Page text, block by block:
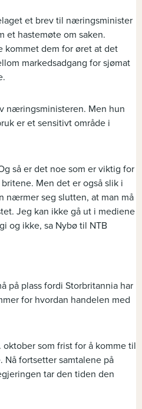
et brev til næringsminister
et hastemøte om saken.
kommet dem for øret at det
markedsadgang for sjømat
næringsministeren. Men hun
er et sensitivt område i
så er det noe som er viktig for
Men det er også slik i
nærmer seg slutten, at man må
Jeg kan ikke gå ut i mediene
og ikke, sa Nybø til NTB
på plass fordi Storbritannia har
for hvordan handelen med
som frist for å komme til
fortsetter samtalene på
tar den tiden den